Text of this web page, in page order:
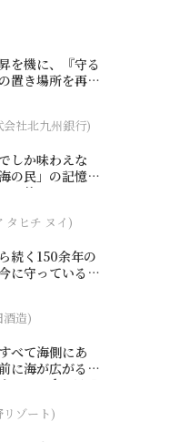
を機に、『守る
置き場所を再検
会社北九州銀行)
しか味わえな
の民」の記憶へ
る旅
タヒチ ヌイ)
続く150余年の
に守っている濵
酒造)
べて海側にあ
に海が広がる
ホテル by 星野
リゾート)